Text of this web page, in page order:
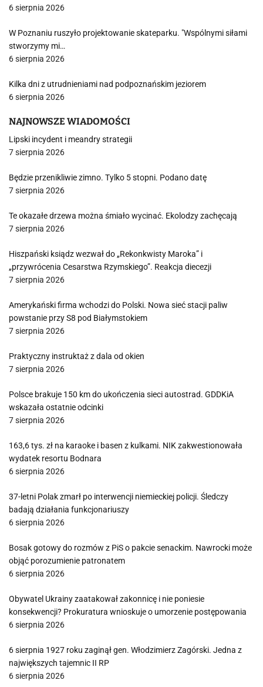
6 sierpnia 2026
W Poznaniu ruszyło projektowanie skateparku. "Wspólnymi siłami
stworzymy mi…
6 sierpnia 2026
Kilka dni z utrudnieniami nad podpoznańskim jeziorem
6 sierpnia 2026
NAJNOWSZE WIADOMOŚCI
Lipski incydent i meandry strategii
7 sierpnia 2026
Będzie przenikliwie zimno. Tylko 5 stopni. Podano datę
7 sierpnia 2026
Te okazałe drzewa można śmiało wycinać. Ekolodzy zachęcają
7 sierpnia 2026
Hiszpański ksiądz wezwał do „Rekonkwisty Maroka” i
„przywrócenia Cesarstwa Rzymskiego”. Reakcja diecezji
7 sierpnia 2026
Amerykański firma wchodzi do Polski. Nowa sieć stacji paliw
powstanie przy S8 pod Białymstokiem
7 sierpnia 2026
Praktyczny instruktaż z dala od okien
7 sierpnia 2026
Polsce brakuje 150 km do ukończenia sieci autostrad. GDDKiA
wskazała ostatnie odcinki
7 sierpnia 2026
163,6 tys. zł na karaoke i basen z kulkami. NIK zakwestionowała
wydatek resortu Bodnara
6 sierpnia 2026
37-letni Polak zmarł po interwencji niemieckiej policji. Śledczy
badają działania funkcjonariuszy
6 sierpnia 2026
Bosak gotowy do rozmów z PiS o pakcie senackim. Nawrocki może
objąć porozumienie patronatem
6 sierpnia 2026
Obywatel Ukrainy zaatakował zakonnicę i nie poniesie
konsekwencji? Prokuratura wnioskuje o umorzenie postępowania
6 sierpnia 2026
6 sierpnia 1927 roku zaginął gen. Włodzimierz Zagórski. Jedna z
największych tajemnic II RP
6 sierpnia 2026